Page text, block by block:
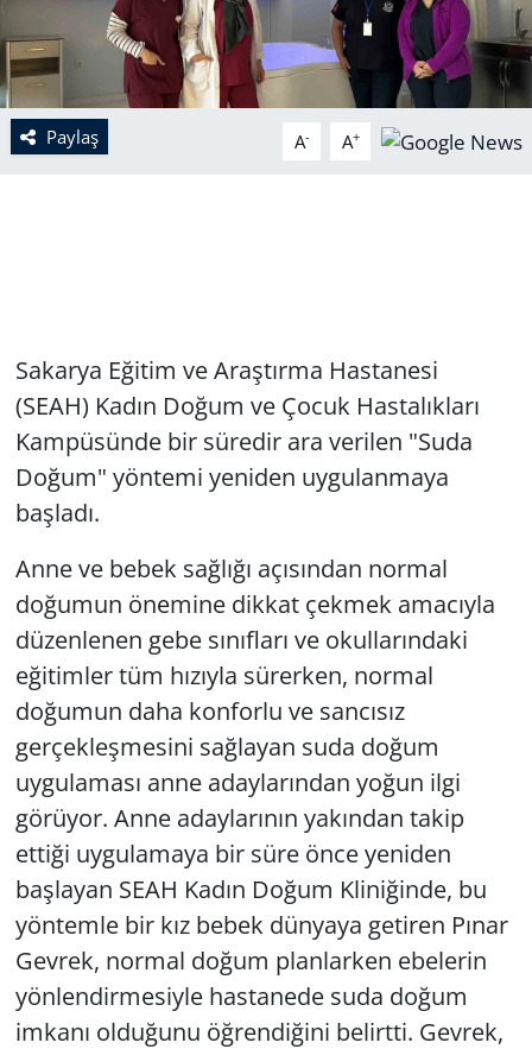
Paylaş A- A+
Sakarya Eğitim ve Araştırma Hastanesi
(SEAH) Kadın Doğum ve Çocuk Hastalıkları
Kampüsünde bir süredir ara verilen "Suda
Doğum" yöntemi yeniden uygulanmaya
başladı.
Anne ve bebek sağlığı açısından normal
doğumun önemine dikkat çekmek amacıyla
düzenlenen gebe sınıfları ve okullarındaki
eğitimler tüm hızıyla sürerken, normal
doğumun daha konforlu ve sancısız
gerçekleşmesini sağlayan suda doğum
uygulaması anne adaylarından yoğun ilgi
görüyor. Anne adaylarının yakından takip
ettiği uygulamaya bir süre önce yeniden
başlayan SEAH Kadın Doğum Kliniğinde, bu
yöntemle bir kız bebek dünyaya getiren Pınar
Gevrek, normal doğum planlarken ebelerin
yönlendirmesiyle hastanede suda doğum
imkanı olduğunu öğrendiğini belirtti. Gevrek,